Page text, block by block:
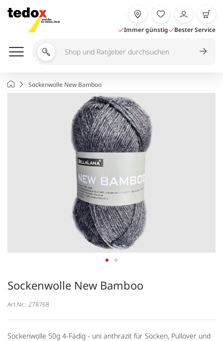
Inhalt
springen
Immer günstig Bester Service
Shop
durchsuchen
StartseiteSockenwolle New Bamboo
Sockenwolle New Bamboo
Art.Nr.: 278768
Sockenwolle 50g 4-Fädig - uni anthrazit für Socken, Pullover und